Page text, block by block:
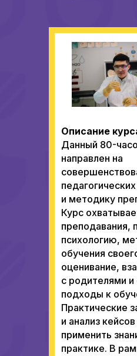
Описание
Данный 80-
направлен на
и методику
Курс
преподавания,
психологию,
обучения
оценивание,
с родителями
подходы к
Практические
и анализ
применить
практике. В